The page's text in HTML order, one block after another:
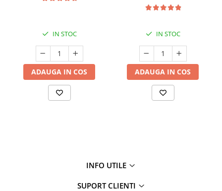
IN STOC
ADAUGA IN COS
IN STOC
ADAUGA IN COS
INFO UTILE
SUPORT CLIENTI